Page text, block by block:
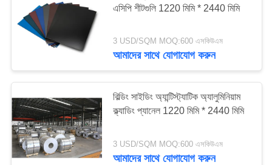
এসিপি শীটগুলি 1220 মিমি * 2440 মিমি
3 USD/SQM MOQ:600 এসকিউএম
আমাদের সাথে যোগাযোগ করুন
বিল্ডিং সাইডিং অ্যান্টিস্ট্যাটিক অ্যালুমিনিয়াম
ক্ল্যাডিং প্যানেল 1220 মিমি * 2440 মিমি
3 USD/SQM MOQ:600 এসকিউএম
আমাদের সাথে যোগাযোগ করুন